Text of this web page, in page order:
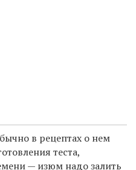
в рецептах о нем
теста,
— изюм надо залить